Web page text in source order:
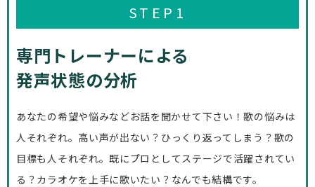
STEP1
専門トレーナーによる
発声状態の分析
あなたの希望や悩みなどお話を聞かせて下さい！歌の悩みは
人それぞれ。 高い声が出ない？ひっくり返ってしまう？ 歌の
目標も人それぞれ。既にプロとしてステージで活躍されてい
る？ カラオケを上手に歌いたい？ なんでも結構です。